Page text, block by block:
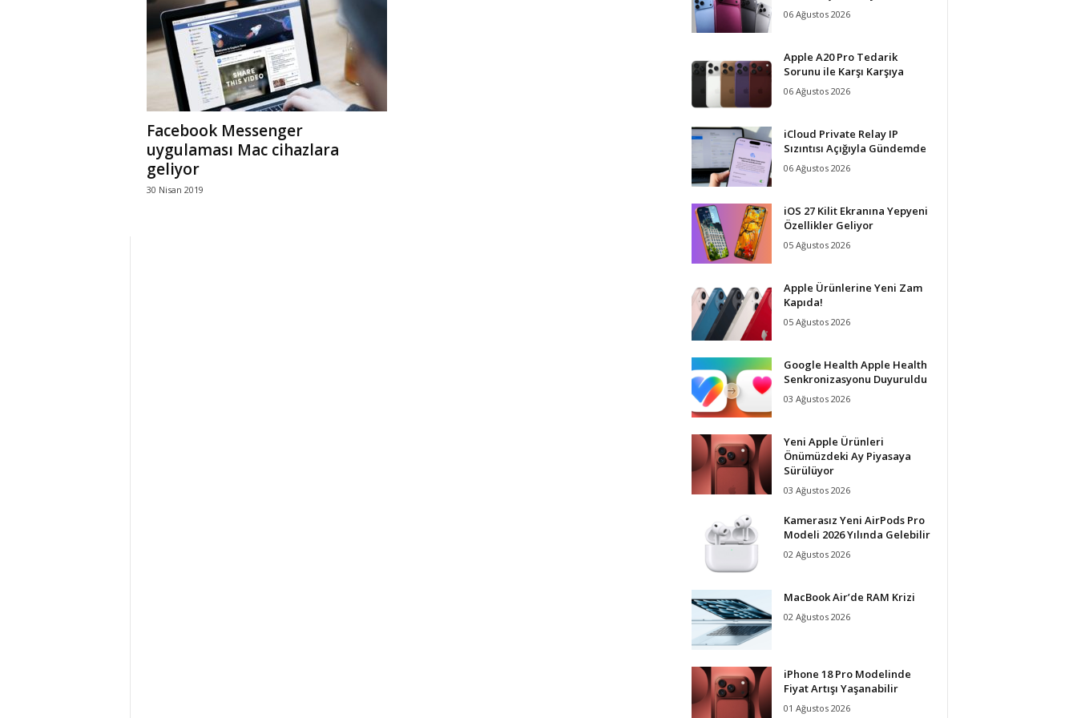
r
l
i
Facebook Messenger
uygulaması Mac cihazlara
geliyor
30 Nisan 2019
06 Ağustos 2026
Apple A20 Pro Tedarik
Sorunu ile Karşı Karşıya
06 Ağustos 2026
iCloud Private Relay IP
Sızıntısı Açığıyla Gündemde
06 Ağustos 2026
iOS 27 Kilit Ekranına Yepyeni
Özellikler Geliyor
05 Ağustos 2026
Apple Ürünlerine Yeni Zam
Kapıda!
05 Ağustos 2026
Google Health Apple Health
Senkronizasyonu Duyuruldu
03 Ağustos 2026
Yeni Apple Ürünleri
Önümüzdeki Ay Piyasaya
Sürülüyor
03 Ağustos 2026
Kamerasız Yeni AirPods Pro
Modeli 2026 Yılında Gelebilir
02 Ağustos 2026
MacBook Air’de RAM Krizi
02 Ağustos 2026
iPhone 18 Pro Modelinde
Fiyat Artışı Yaşanabilir
01 Ağustos 2026